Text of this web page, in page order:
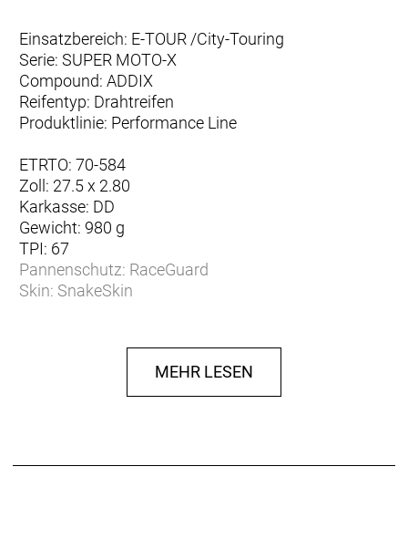
Einsatzbereich: E-TOUR /City-Touring
Serie: SUPER MOTO-X
Compound: ADDIX
Reifentyp: Drahtreifen
Produktlinie: Performance Line
ETRTO: 70-584
Zoll: 27.5 x 2.80
Karkasse: DD
Gewicht: 980 g
TPI: 67
Pannenschutz: RaceGuard
Skin: SnakeSkin
Herstellerdaten gem. GPSR
EU-Verantwortlicher:MEHR LESEN